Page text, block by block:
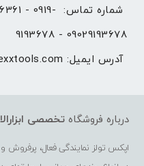
شماره تماس: - 0919-
9193678 - 09029193678
آدرس ایمیل:
درباره فروشگاهتخصصی
اپکس تولز نمایندگی فعال،